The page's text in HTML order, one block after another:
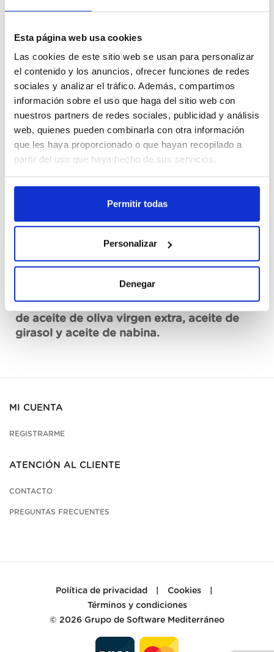
Esta página web usa cookies
Las cookies de este sitio web se usan para personalizar
el contenido y los anuncios, ofrecer funciones de redes
sociales y analizar el tráfico. Además, compartimos
información sobre el uso que haga del sitio web con
nuestros partners de redes sociales, publicidad y análisis
web, quienes pueden combinarla con otra información
que les haya proporcionado o que hayan recopilado a
partir del uso que haya hecho de sus servicios.
Permitir todas
Personalizar
Denegar
Primerba Pesto Verde Knorr 340GR
Cajas
Registrarme
No disponible, solicita ahora
Ver ficha técnica
Primerba de pesto verde Knorr, con un 14%
de aceite de oliva virgen extra, aceite de
girasol y aceite de nabina.
MI CUENTA
REGISTRARME
ATENCIÓN AL CLIENTE
CONTACTO
PREGUNTAS FRECUENTES
Política de privacidad Cookies
Términos y condiciones
© 2026 Grupo de Software Mediterráneo